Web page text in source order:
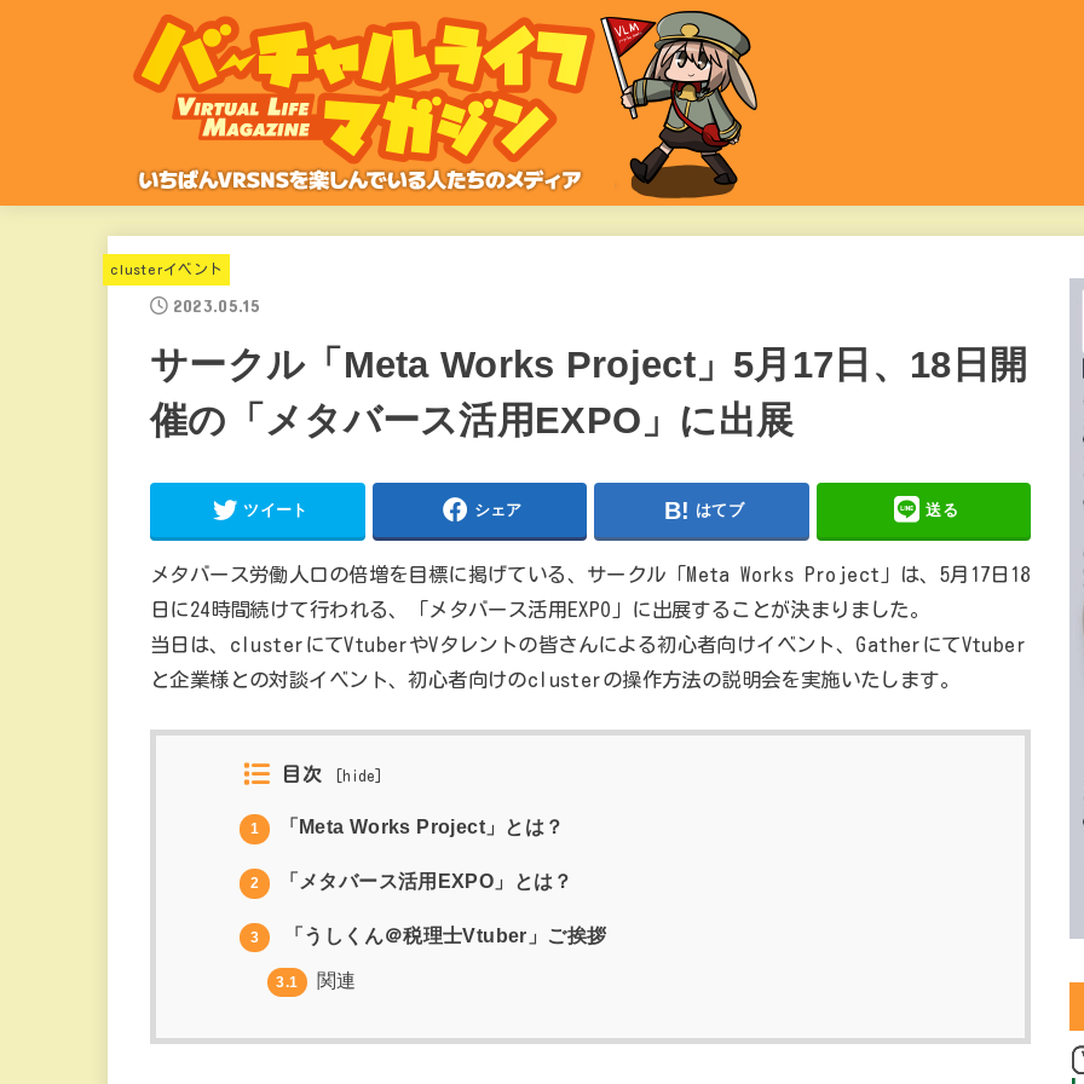
clusterイベント
2023.05.15
サークル「Meta Works Project」5月17日、18日開
催の「メタバース活用EXPO」に出展
ツイート シェア はてブ 送る
メタバース労働人口の倍増を目標に掲げている、サークル「Meta Works Project」は、5月17日18
日に24時間続けて行われる、「メタバース活用EXPO」に出展することが決まりました。
当日は、clusterにてVtuberやVタレントの皆さんによる初心者向けイベント、GatherにてVtuber
と企業様との対談イベント、初心者向けのclusterの操作方法の説明会を実施いたします。
目次 [ hide ]
1 「Meta Works Project」とは？
2 「メタバース活用EXPO」とは？
3 「うしくん＠税理士Vtuber」ご挨拶
3.1
関連